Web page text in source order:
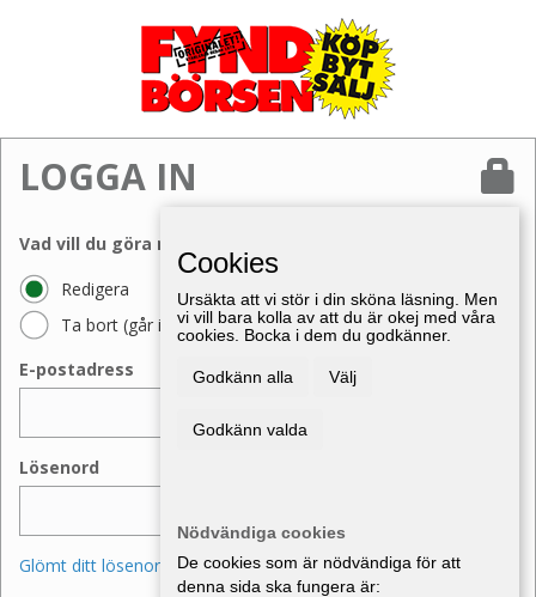
LOGGA IN
Vad vill du göra med din annons?
Redigera
Ta bort (går inte att ångra)
E-postadress
Lösenord
Glömt ditt lösenord?
Cookies
Ursäkta att vi stör i din sköna läsning. Men
vi vill bara kolla av att du är okej med våra
cookies. Bocka i dem du godkänner.
Godkänn alla Välj
Godkänn valda
Nödvändiga cookies
De cookies som är nödvändiga för att
denna sida ska fungera är: